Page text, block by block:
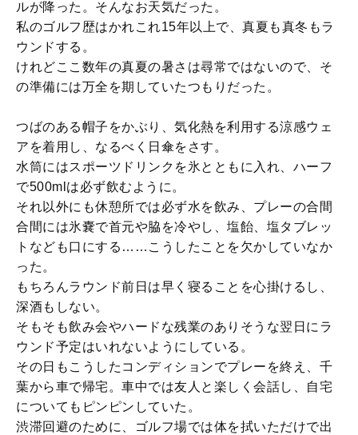
ルが降った。そんなお天気だった。
私のゴルフ歴はかれこれ15年以上で、真夏も真冬もラ
ウンドする。
けれどここ数年の真夏の暑さは尋常ではないので、そ
の準備には万全を期していたつもりだった。
つばのある帽子をかぶり、気化熱を利用する涼感ウェ
アを着用し、なるべく日傘をさす。
水筒にはスポーツドリンクを氷とともに入れ、ハーフ
で500mlは必ず飲むように。
それ以外にも休憩所では必ず水を飲み、プレーの合間
合間には氷嚢で首元や脇を冷やし、塩飴、塩タブレッ
トなども口にする……こうしたことを欠かしていなか
った。
もちろんラウンド前日は早く寝ることを心掛けるし、
深酒もしない。
そもそも飲み会やハードな残業のありそうな翌日にラ
ウンド予定はいれないようにしている。
その日もこうしたコンディションでプレーを終え、千
葉から車で帰宅。車中では友人と楽しく会話し、自宅
についてもピンピンしていた。
渋滞回避のために、ゴルフ場では体を拭いただけで出